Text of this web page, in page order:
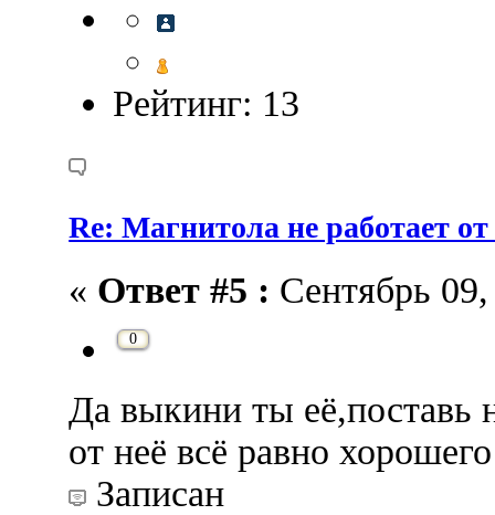
Рейтинг: 13
Re: Магнитола не работает
« Ответ #5 : Сентябрь
0
Да выкини ты её,поставь
от неё всё равно
Записан